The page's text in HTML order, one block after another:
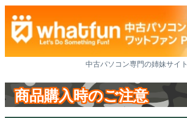
中古パソコン専門の姉妹サイト
商品購入時のご注意